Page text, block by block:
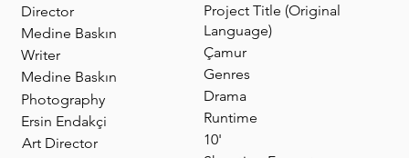
Director
Medine Baskın
Writer
Medine Baskın
Photography
Ersin Endakçi
Art Director​
Project Title (Original
Language)
Çamur
Genres
Drama
Runtime
10'